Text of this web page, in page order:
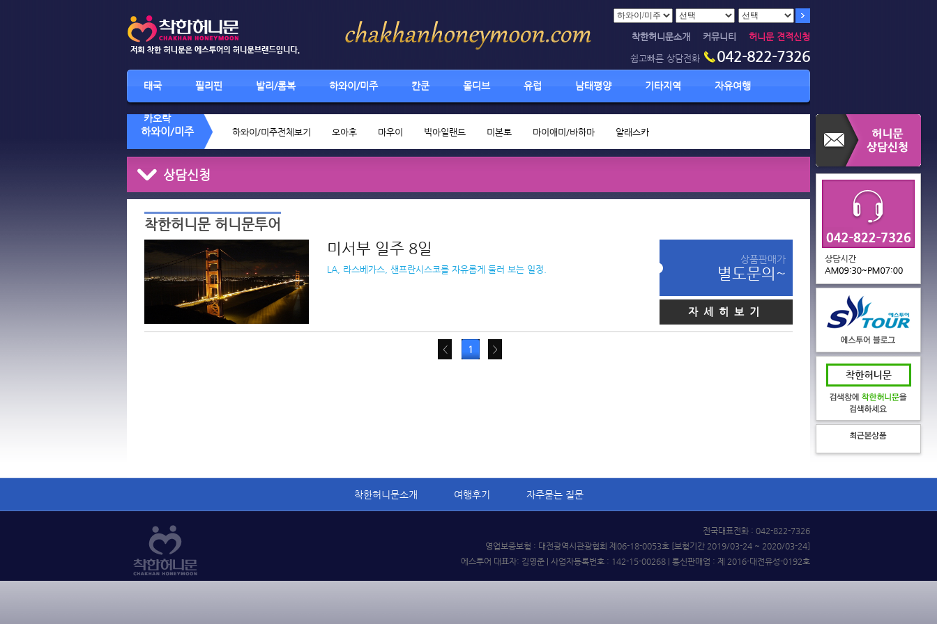
착한허니문소개 커뮤니티 허니문 견적신청
쉽고빠른 상담전화 042-822-7326
태국 필리핀 발리/롬복 하와이/미주 칸쿤 몰디브 유럽 남태평양 기타지역 자유여행
카오락
하와이/미주 하와이/미주전체보기 오아후 마우이 빅아일랜드 미본토 마이애미/바하마 알래스카
상담신청
착한허니문 허니문투어
미서부 일주 8일
LA, 라스베가스, 샌프란시스코를 자유롭게 둘러 보는 일정.
상품판매가
별도문의~
자세히보기
1
착한허니문소개 여행후기 자주묻는 질문
전국대표전화 : 042-822-7326
영업보증보험 : 대전광역시관광협회 제06-18-0053호 [보험기간 2019/03-24 ~ 2020/03-24]
에스투어 대표자: 김영준 | 사업자등록번호 : 142-15-00268 | 통신판매업 : 제 2016-대전유성-0192호